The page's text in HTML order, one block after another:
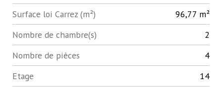
Surface loi Carrez (m²)
96,77 m²
Nombre de chambre(s)
2
Nombre de pièces
4
Etage
14